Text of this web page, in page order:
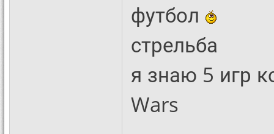
футбол
стрельба
я знаю 5 игр
Wars